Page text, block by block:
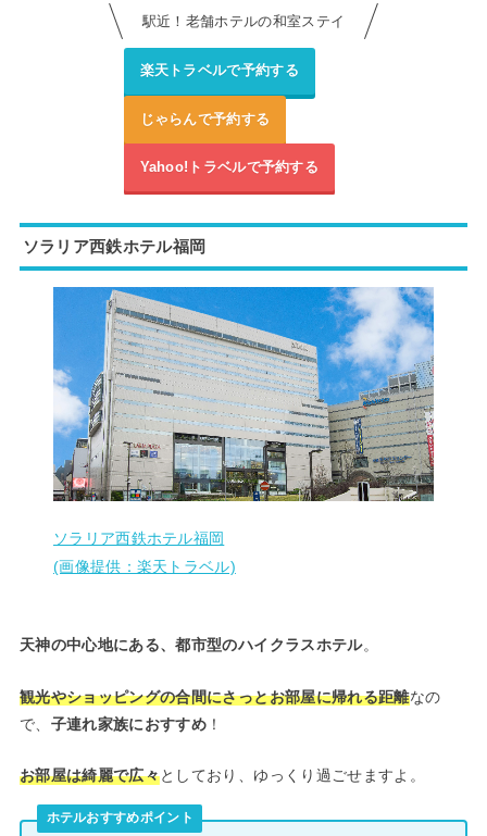
駅近！老舗ホテルの和室ステイ
楽天トラベルで予約する
じゃらんで予約する
Yahoo!トラベルで予約する
ソラリア西鉄ホテル福岡
ソラリア西鉄ホテル福岡
(画像提供：楽天トラベル)
天神の中心地にある、都市型のハイクラスホテル。
観光やショッピングの合間にさっとお部屋に帰れる距離なの
で、 子連れ家族におすすめ ！
お部屋は綺麗で広々としており、ゆっくり過ごせますよ。
ホテルおすすめポイント